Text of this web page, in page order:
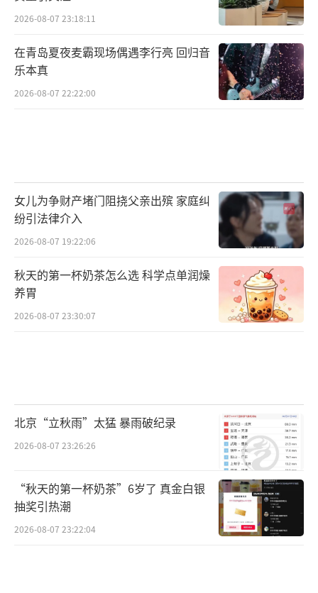
2026-08-07 23:18:11
在青岛夏夜麦霸现场偶遇李行亮 回归音
乐本真
2026-08-07 22:22:00
女儿为争财产堵门阻挠父亲出殡 家庭纠
纷引法律介入
2026-08-07 19:22:06
秋天的第一杯奶茶怎么选 科学点单润燥
养胃
2026-08-07 23:30:07
北京“立秋雨”太猛 暴雨破纪录
2026-08-07 23:26:26
“秋天的第一杯奶茶”6岁了 真金白银
抽奖引热潮
2026-08-07 23:22:04